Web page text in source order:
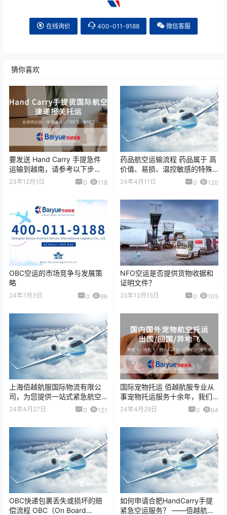
在线询价 400-011-9188 微信客服
猜你喜欢
要发送 Hand Carry 手提急件
运输到越南，请参考以下步
骤： 1. 选择一家靠谱的 Hand
23年12月1日 0 118
药品航空运输流程 药品属于 高
价值、易损、温控敏感的特殊
货物，在空运过程中需要严格
遵守运输规范，以确保药品质
量和安全。 …
24年4月11日 0 120
OBC空运的市场竞争与发展策
略
24年7月3日 0 66
NFO空运是否提供货物收据和
证明文件？
23年12月15日 0 105
上海佰越航服国际物流有限公
司，为您提供一站式紧急航空
货运服务：国际/国内紧急航空
货运、On Board Courier/…
24年4月27日 0 121
国际宠物托运 佰越航服专业从
事宠物托运服务十余年，我们
积累了大量的国际宠物托运服
务经验，不管您是宠物出国、
宠物回国，或者…
24年4月29日 0 64
OBC快递包裹丢失或损坏的赔
偿流程 OBC（On Board
如何申请合肥HandCarry手提
紧急空运服务？ ——佰越航服